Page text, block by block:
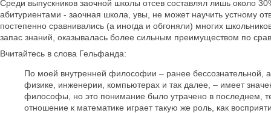
Среди выпускников заочной школы отсев составлял лишь около
абитуриентами - заочная школа, увы, не может научить устному
постепенно сравнивались (а иногда и обгоняли) многих
запас знаний, оказывалась более сильным преимуществом по
Вчитайтесь в слова Гельфанда:
По моей внутренней философии – ранее бессознательной,
физике, инженерии, компьютерах и так далее, – имеет
философы, но это понимание было утрачено в последнем,
отношение к математике играет такую же роль, как